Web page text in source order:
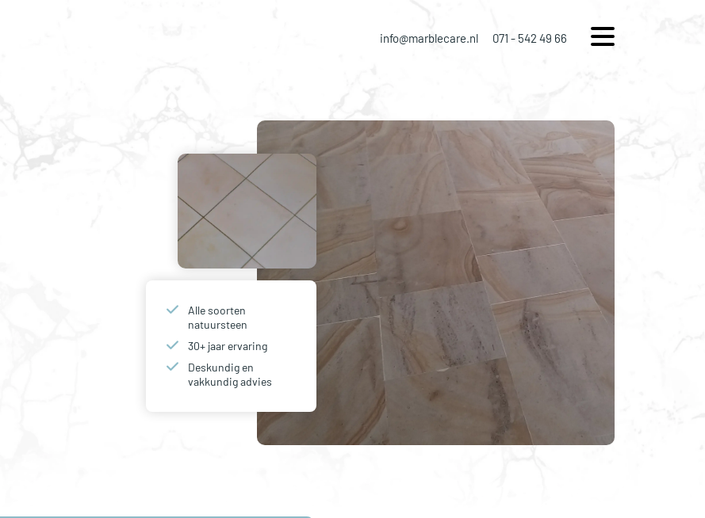
info@marblecare.nl 071 - 542 49 66
Alle soorten
natuursteen
30+ jaar ervaring
Deskundig en
vakkundig advies